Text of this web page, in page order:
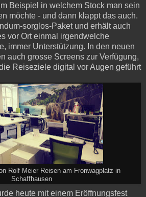
Beispiel in welchem Stock man sein
möchte - und dann klappt das auch.
sorg­los-Pa­ket und erhält auch
vor Ort einmal irgendwelche
immer Unterstützung. In den neuen
auch grosse Screens zur Verfügung,
Reiseziele digital vor Augen geführt
Rolf Meier Reisen am Fronwagplatz in
Schaffhausen
heute mit einem Eröffnungsfest